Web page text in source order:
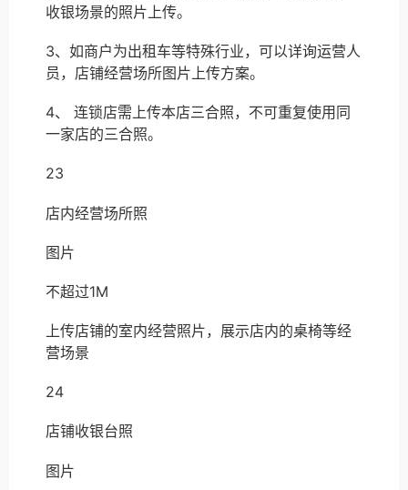
收银场景的照片上传。
3、如商户为出租车等特殊行业，可以详询运营人
员，店铺经营场所图片上传方案。
4、 连锁店需上传本店三合照，不可重复使用同
一家店的三合照。
23
店内经营场所照
图片
不超过1M
上传店铺的室内经营照片，展示店内的桌椅等经
营场景
24
店铺收银台照
图片